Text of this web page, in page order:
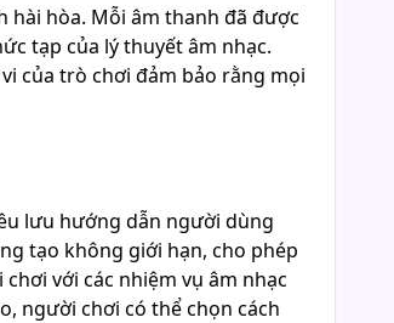
hài hòa. Mỗi âm thanh đã được
tạp của lý thuyết âm nhạc.
của trò chơi đảm bảo rằng mọi
lưu hướng dẫn người dùng
tạo không giới hạn, cho phép
với các nhiệm vụ âm nhạc
người chơi có thể chọn cách